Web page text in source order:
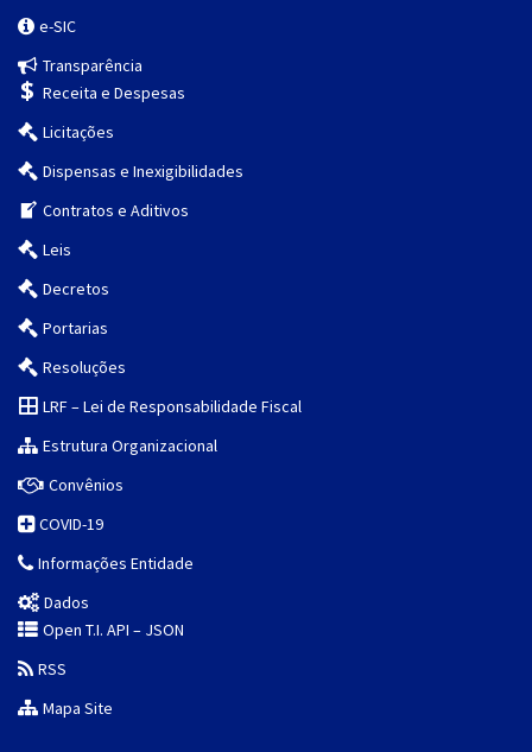
e-SIC
Transparência
Receita e Despesas
Licitações
Dispensas e Inexigibilidades
Contratos e Aditivos
Leis
Decretos
Portarias
Resoluções
LRF – Lei de Responsabilidade Fiscal
Estrutura Organizacional
Convênios
COVID-19
Informações Entidade
Dados
Open T.I. API – JSON
RSS
Mapa Site